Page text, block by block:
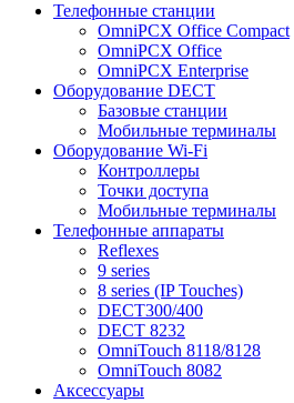
Телефонные станции
OmniPCX Office Compact
OmniPCX Office
OmniPCX Enterprise
Оборудование DECT
Базовые станции
Мобильные терминалы
Оборудование Wi-Fi
Контроллеры
Точки доступа
Мобильные терминалы
Телефонные аппараты
Reflexes
9 series
8 series (IP Touches)
DECT300/400
DECT 8232
OmniTouch 8118/8128
OmniTouch 8082
Аксессуары